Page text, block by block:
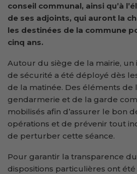
conseil communal, ainsi qu’à
de ses adjoints, qui auront la
les destinées de la commune
cinq ans.
Autour du siège de la mairie,
de sécurité a été déployé dès
de la matinée. Des éléments de
gendarmerie et de la garde
mobilisés afin d’assurer le bon
opérations et de prévenir tout
de perturber cette séance.
Pour garantir la transparence
dispositions particulières ont été